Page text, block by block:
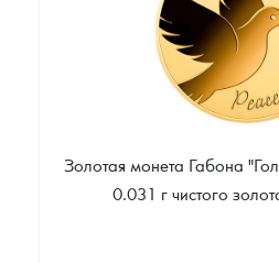
Золотая монета Габона
0.031 г чистого